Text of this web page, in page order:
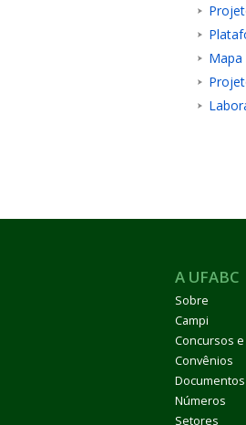
A UFABC
Sobre
Campi
Concursos
Convênios
Documentos
Números
Setores